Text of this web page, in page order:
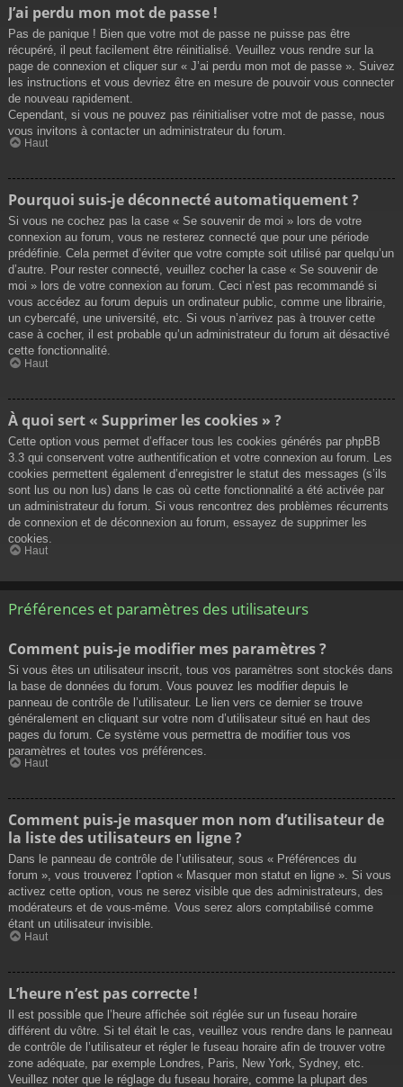
J’ai perdu mon mot de passe !
Pas de panique ! Bien que votre mot de passe ne puisse pas être
récupéré, il peut facilement être réinitialisé. Veuillez vous rendre sur la
page de connexion et cliquer sur « J’ai perdu mon mot de passe ». Suivez
les instructions et vous devriez être en mesure de pouvoir vous connecter
de nouveau rapidement.
Cependant, si vous ne pouvez pas réinitialiser votre mot de passe, nous
vous invitons à contacter un administrateur du forum.
Haut
Pourquoi suis-je déconnecté automatiquement ?
Si vous ne cochez pas la case « Se souvenir de moi » lors de votre
connexion au forum, vous ne resterez connecté que pour une période
prédéfinie. Cela permet d’éviter que votre compte soit utilisé par quelqu’un
d’autre. Pour rester connecté, veuillez cocher la case « Se souvenir de
moi » lors de votre connexion au forum. Ceci n’est pas recommandé si
vous accédez au forum depuis un ordinateur public, comme une librairie,
un cybercafé, une université, etc. Si vous n’arrivez pas à trouver cette
case à cocher, il est probable qu’un administrateur du forum ait désactivé
cette fonctionnalité.
Haut
À quoi sert « Supprimer les cookies » ?
Cette option vous permet d’effacer tous les cookies générés par phpBB
3.3 qui conservent votre authentification et votre connexion au forum. Les
cookies permettent également d’enregistrer le statut des messages (s’ils
sont lus ou non lus) dans le cas où cette fonctionnalité a été activée par
un administrateur du forum. Si vous rencontrez des problèmes récurrents
de connexion et de déconnexion au forum, essayez de supprimer les
cookies.
Haut
Préférences et paramètres des utilisateurs
Comment puis-je modifier mes paramètres ?
Si vous êtes un utilisateur inscrit, tous vos paramètres sont stockés dans
la base de données du forum. Vous pouvez les modifier depuis le
panneau de contrôle de l’utilisateur. Le lien vers ce dernier se trouve
généralement en cliquant sur votre nom d’utilisateur situé en haut des
pages du forum. Ce système vous permettra de modifier tous vos
paramètres et toutes vos préférences.
Haut
Comment puis-je masquer mon nom d’utilisateur de
la liste des utilisateurs en ligne ?
Dans le panneau de contrôle de l’utilisateur, sous « Préférences du
forum », vous trouverez l’option « Masquer mon statut en ligne ». Si vous
activez cette option, vous ne serez visible que des administrateurs, des
modérateurs et de vous-même. Vous serez alors comptabilisé comme
étant un utilisateur invisible.
Haut
L’heure n’est pas correcte !
Il est possible que l’heure affichée soit réglée sur un fuseau horaire
différent du vôtre. Si tel était le cas, veuillez vous rendre dans le panneau
de contrôle de l’utilisateur et régler le fuseau horaire afin de trouver votre
zone adéquate, par exemple Londres, Paris, New York, Sydney, etc.
Veuillez noter que le réglage du fuseau horaire, comme la plupart des